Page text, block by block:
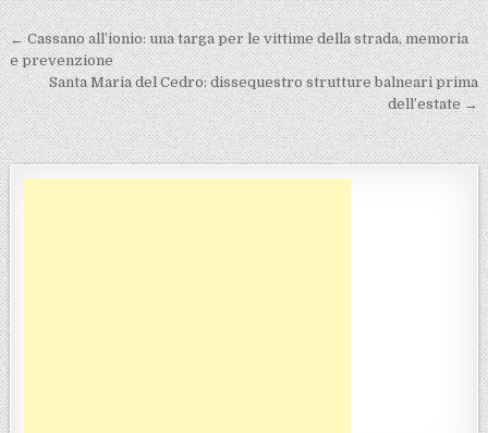
Navigazione articoli
← Cassano all’ionio: una targa per le vittime della strada, memoria
e prevenzione
Santa Maria del Cedro: dissequestro strutture balneari prima
dell’estate →